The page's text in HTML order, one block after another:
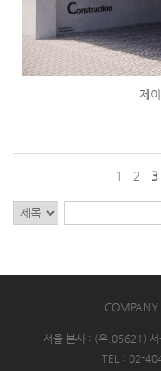
제
1 2 3
COMPANY
서울 본사 : (우.05621)
TEL : 02-